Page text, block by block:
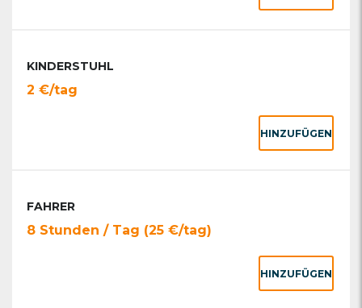
KINDERSTUHL
2 €/tag
HINZUFÜGEN
FAHRER
8 Stunden / Tag (25 €/tag)
HINZUFÜGEN